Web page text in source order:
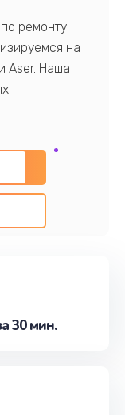
ремонту
на
Aser. Наша
и
ремонт с
а
на
30 мин.